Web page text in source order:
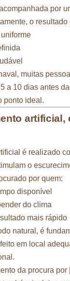
por
o resultado
muitas
a 10 dias antes
ponto ideal.
artificial,
é realizado
o
por quem:
disponível
do clima
mais rápido
natural, é
em local
da procura por